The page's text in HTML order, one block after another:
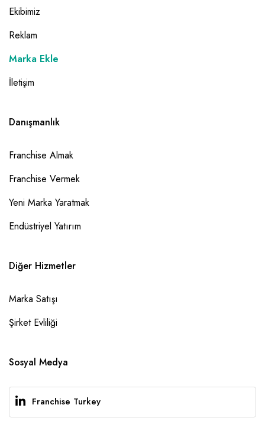
Ekibimiz
Reklam
Marka Ekle
İletişim
Danışmanlık
Franchise Almak
Franchise Vermek
Yeni Marka Yaratmak
Endüstriyel Yatırım
Diğer Hizmetler
Marka Satışı
Şirket Evliliği
Sosyal Medya
Franchise Turkey